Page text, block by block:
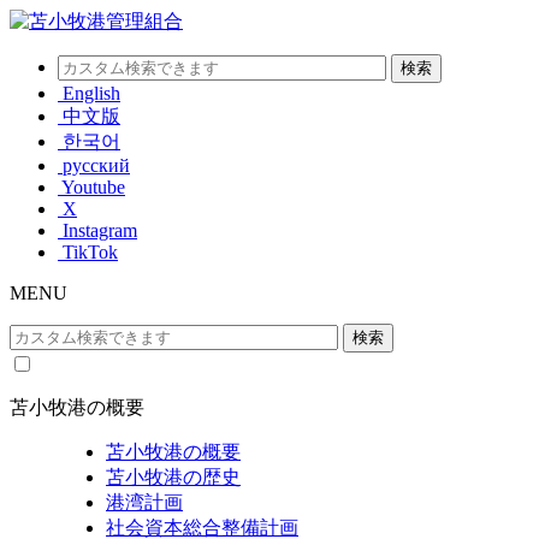
English
中文版
한국어
русский
Youtube
X
Instagram
TikTok
MENU
苫小牧港の概要
苫小牧港の概要
苫小牧港の歴史
港湾計画
社会資本総合整備計画